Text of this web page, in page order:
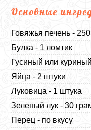
Основные
Говяжья печень -
Булка - 1 ломтик
Гусиный или
Яйца - 2 штуки
Луковица - 1 штука
Зеленый лук - 30
Перец - по вкусу